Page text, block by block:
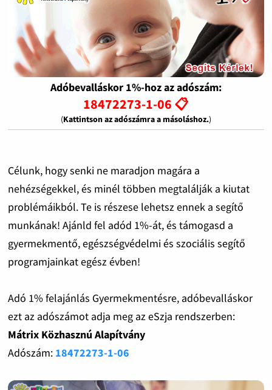
Adóbevalláskor 1%-hoz az adószám:
18472273-1-06 📋
(Kattintson az adószámra a másoláshoz.)
Célunk, hogy senki ne maradjon magára a
nehézségekkel, és minél többen megtalálják a kiutat
problémáikból. Te is részese lehetsz ennek a segítő
munkának! Ajánld fel adód 1%-át, és támogasd a
gyermekmentő, egészségvédelmi és szociális segítő
programjainkat egész évben!
Adó 1% felajánlás Gyermekmentésre, adóbevalláskor
ezt az adószámot adja meg az eSzja rendszerben:
Mátrix Közhasznú Alapítvány
Adószám: 18472273-1-06